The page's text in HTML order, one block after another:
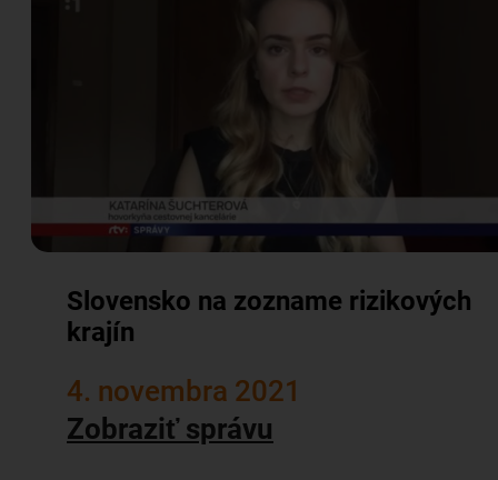
Slovensko na zozname rizikových
krajín
4. novembra 2021
Zobraziť správu